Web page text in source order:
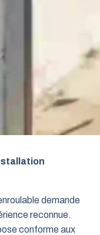
demande
reconnue.
conforme aux